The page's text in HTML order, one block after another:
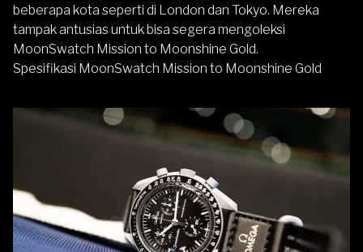
beberapa kota seperti di London dan Tokyo. Mereka
tampak antusias untuk bisa segera mengoleksi
MoonSwatch Mission to Moonshine Gold.
Spesifikasi MoonSwatch Mission to Moonshine Gold